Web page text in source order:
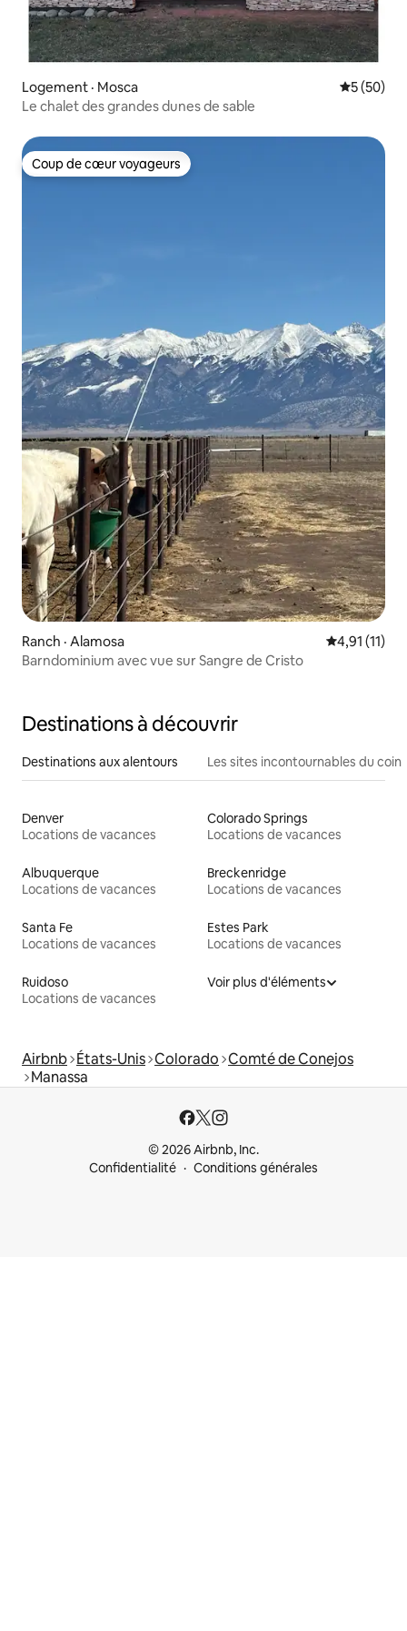
Logement · Mosca Note
5 (50)
Le chalet des grandes dunes de sable
Coup de cœur voyageurs
Coup de cœur voyageurs
Ranch · Alamosa Note
4,91 (11)
Barndominium avec vue sur Sangre de Cristo
Destinations à découvrir
Destinations aux alentours Les sites incontournables du coin
Denver
Locations de vacances
Colorado Springs
Locations de vacances
Albuquerque
Locations de vacances
Breckenridge
Locations de vacances
Santa Fe
Locations de vacances
Estes Park
Locations de vacances
Ruidoso
Locations de vacances
Voir plus d'éléments
Airbnb États-Unis Colorado Comté de Conejos
Manassa
© 2026 Airbnb, Inc.
Confidentialité
Conditions générales